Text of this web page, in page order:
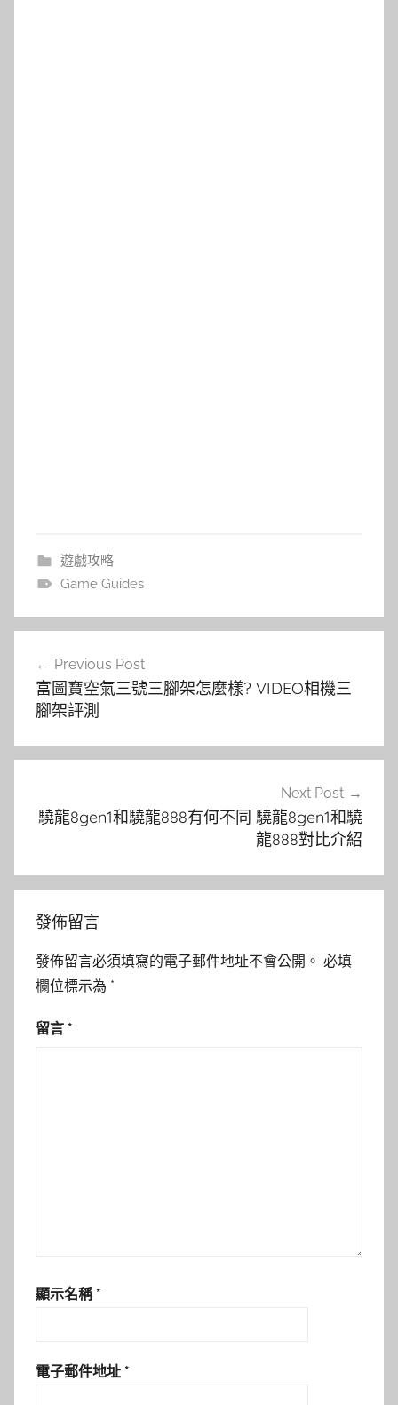
遊戲攻略
Game Guides
導
覽
Previous Post
富圖寶空氣三號三腳架怎麼樣? VIDEO相機三
腳架評測
Next Post
驍龍8gen1和驍龍888有何不同 驍龍8gen1和驍
龍888對比介紹
發佈留言
發佈留言必須填寫的電子郵件地址不會公開。 必填
欄位標示為 *
留言 *
顯示名稱 *
電子郵件地址 *